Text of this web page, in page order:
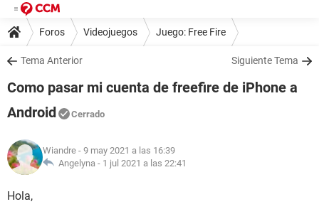
Foros Videojuegos Juego: Free Fire
Tema Anterior Siguiente Tema
Como pasar mi cuenta de freefire de iPhone a
Android
Cerrado
Wiandre - 9 may 2021 a las 16:39
Angelyna - 1 jul 2021 a las 22:41
Hola,